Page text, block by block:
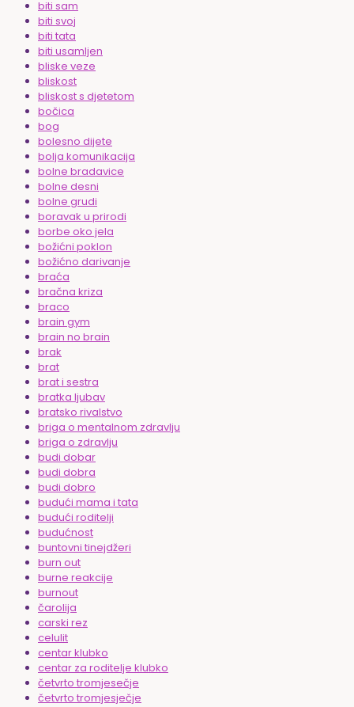
biti sam
biti svoj
biti tata
biti usamljen
bliske veze
bliskost
bliskost s djetetom
bočica
bog
bolesno dijete
bolja komunikacija
bolne bradavice
bolne desni
bolne grudi
boravak u prirodi
borbe oko jela
božićni poklon
božićno darivanje
braća
bračna kriza
braco
brain gym
brain no brain
brak
brat
brat i sestra
bratka ljubav
bratsko rivalstvo
briga o mentalnom zdravlju
briga o zdravlju
budi dobar
budi dobra
budi dobro
budući mama i tata
budući roditelji
budućnost
buntovni tinejdžeri
burn out
burne reakcije
burnout
čarolija
carski rez
celulit
centar klubko
centar za roditelje klubko
četvrto tromjesečje
četvrto tromjesječje